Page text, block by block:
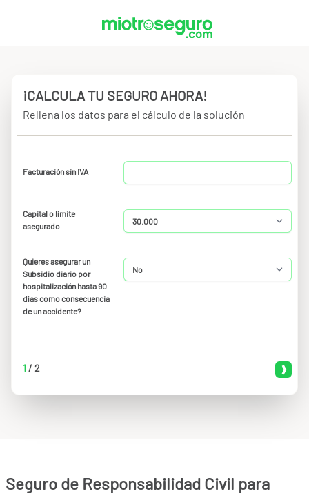
Seguro de Responsabilidad Civil para
¡CALCULA TU SEGURO AHORA!
Rellena los datos para el cálculo de la solución
Facturación sin IVA
Capital o límite
asegurado
Quieres asegurar un
Subsidio diario por
hospitalización hasta 90
días como consecuencia
de un accidente?
1/ 2